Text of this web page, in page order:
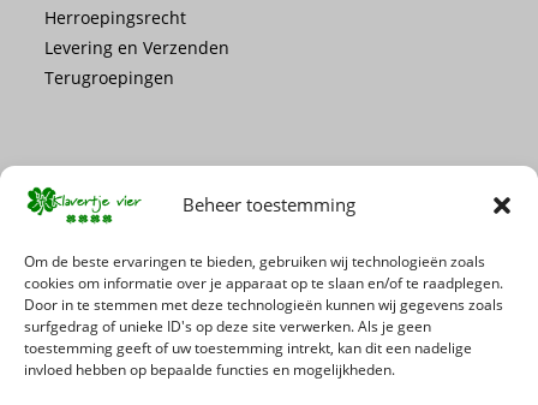
Beheer toestemming
Om de beste ervaringen te bieden, gebruiken wij technologieën zoals
cookies om informatie over je apparaat op te slaan en/of te raadplegen.
Door in te stemmen met deze technologieën kunnen wij gegevens zoals
surfgedrag of unieke ID's op deze site verwerken. Als je geen
toestemming geeft of uw toestemming intrekt, kan dit een nadelige
invloed hebben op bepaalde functies en mogelijkheden.
Herroepingsrecht
Levering en Verzenden
Terugroepingen
Mis geen enkele actie of promotie!
Schrijf je in voor onze nieuwsbrief